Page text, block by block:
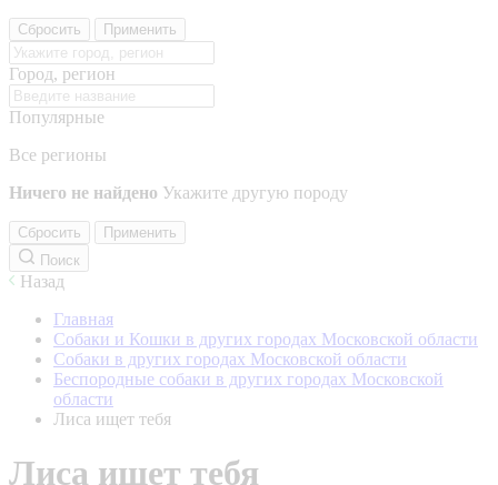
Сбросить Применить
Город, регион
Популярные
Все регионы
Ничего не найдено Укажите другую породу
Сбросить
Применить
Поиск
Назад
Главная
Собаки и Кошки в других городах Московской области
Собаки в других городах Московской области
Беспородные собаки в других городах Московской
области
Лиса ищет тебя
Лиса ищет тебя